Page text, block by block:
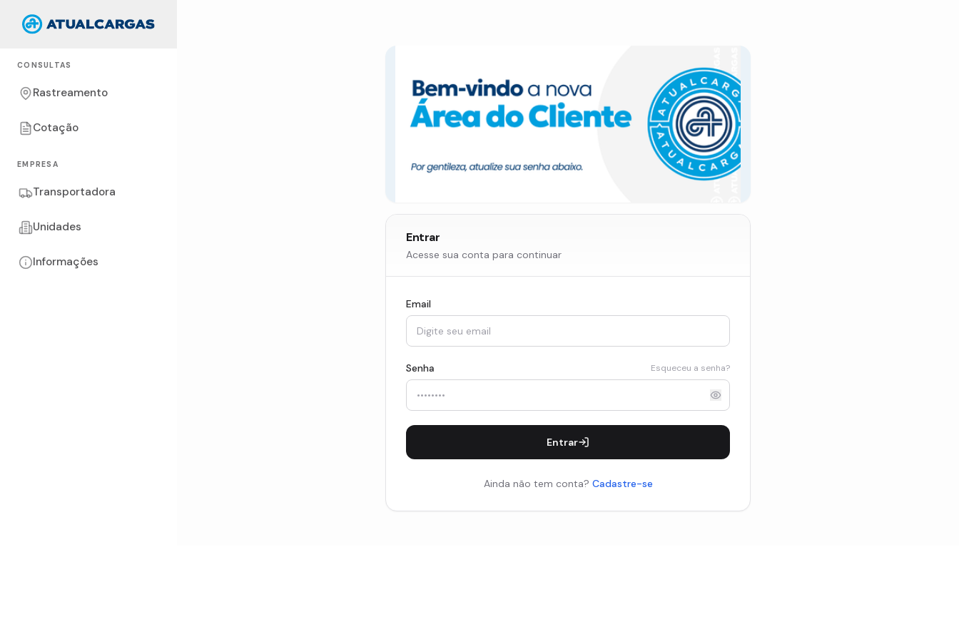
CONSULTAS
Rastreamento
Cotação
EMPRESA
Transportadora
Unidades
Informações
Entrar
Acesse sua conta para continuar
Email
Senha Esqueceu a senha?
Entrar
Ainda não tem conta? Cadastre-se